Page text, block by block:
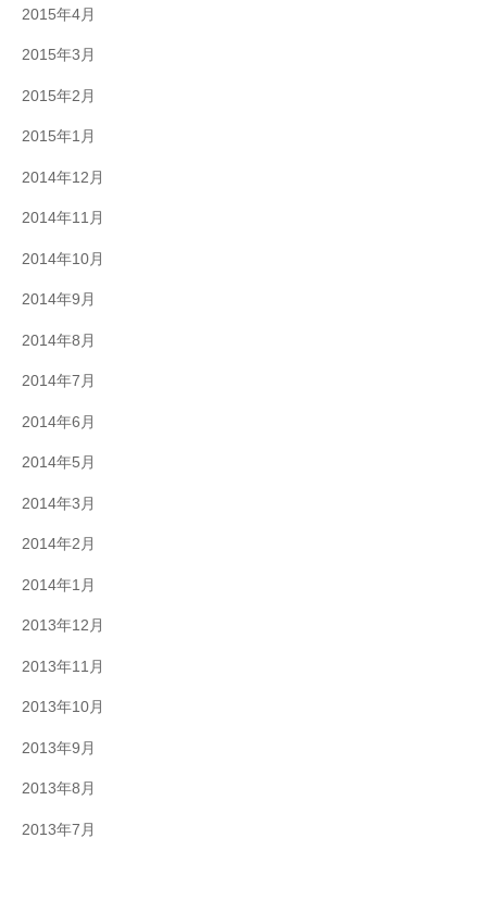
2015年4月
2015年3月
2015年2月
2015年1月
2014年12月
2014年11月
2014年10月
2014年9月
2014年8月
2014年7月
2014年6月
2014年5月
2014年3月
2014年2月
2014年1月
2013年12月
2013年11月
2013年10月
2013年9月
2013年8月
2013年7月